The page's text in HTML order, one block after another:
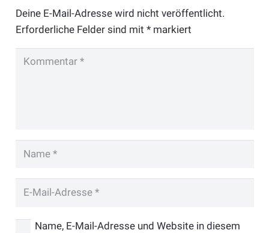
Deine E-Mail-Adresse wird nicht veröffentlicht.
Erforderliche Felder sind mit *markiert
Name, E-Mail-Adresse und Website in diesem